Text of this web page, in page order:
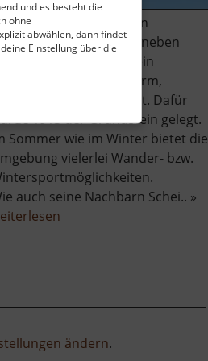
und es besteht die
ohne
abwählen, dann findet
Einstellung über die
dem 898 Meter hohen
befindet sich neben
Restaurant auch ein
Aussichtsturm,
27 Meter hoch ist. Dafür
1913 der Grundstein gelegt.
Sommer wie im Winter bietet die
vielerlei Wander- bzw.
auch seine Nachbarn Schei.. »
über
ändern.